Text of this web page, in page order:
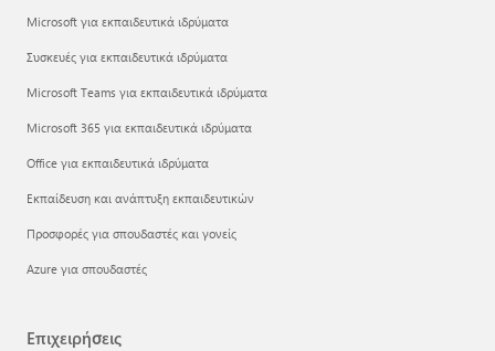
Microsoft για εκπαιδευτικά ιδρύματα
Συσκευές για εκπαιδευτικά ιδρύματα
Microsoft Teams για εκπαιδευτικά ιδρύματα
Microsoft 365 για εκπαιδευτικά ιδρύματα
Office για εκπαιδευτικά ιδρύματα
Εκπαίδευση και ανάπτυξη εκπαιδευτικών
Προσφορές για σπουδαστές και γονείς
Azure για σπουδαστές
Επιχειρήσεις